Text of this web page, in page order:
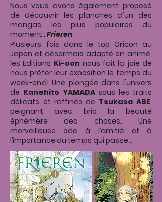
Nous vous avons également proposé
de découvrir les planches d'un des
mangas les plus populaires du
moment : Frieren.
Plusieurs fois dans le top Oricon au
Japon et désormais adapté en animé,
les Editions Ki-oon nous fait la joie de
nous prêter leur exposition le temps du
week-end! Une plongée dans l'univers
de Kanehito YAMADAsous les traits
délicats et raffinés de Tsukasa ABE,
peignant avec brio la beauté
éphémère des choses. Une
merveilleuse ode à l’amitié et à
l’importance du temps qui passe…